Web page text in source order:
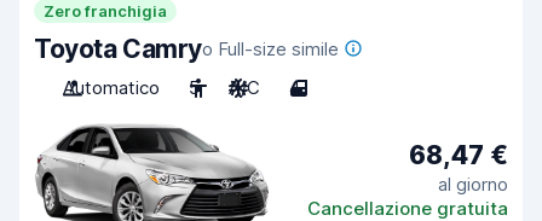
Zero franchigia
Toyota Camryo Full-size simile
Automatico
5 A/C 4
68,47 €
al giorno
Cancellazione gratuita